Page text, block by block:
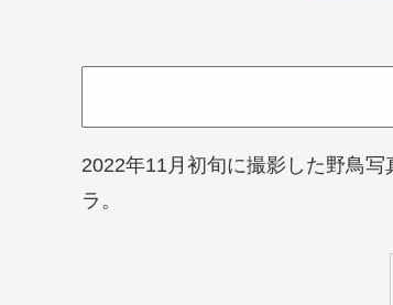
2022年11月初旬に撮影した野鳥
ラ。